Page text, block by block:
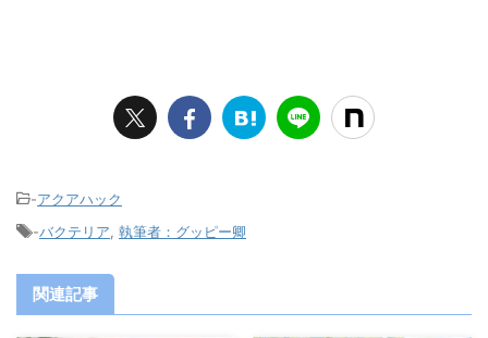
-アクアハック
-バクテリア 執筆者：グッピー卿
関連記事